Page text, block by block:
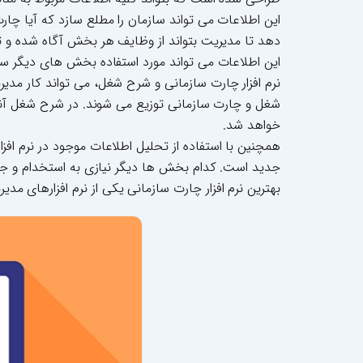
این اطلاعات می تواند سازمان را مطلع سازد که آیا
دهد تا مدیریت بتواند از وظایف هر بخش آگاه شده و
این اطلاعات می تواند مورد استفاده بخش های دیگر
نرم افزار چارت سازمانی و شرح شغل، می تواند کار
شغل و چارت سازمانی توزیع می شوند. در شرح شغل
خواهد شد.
همچنین با استفاده از تحلیل اطلاعات موجود در
جدید است. کدام بخش ها دیگر نیازی به استخدام و
بهترین نرم افزار چارت سازمانی یکی از نرم